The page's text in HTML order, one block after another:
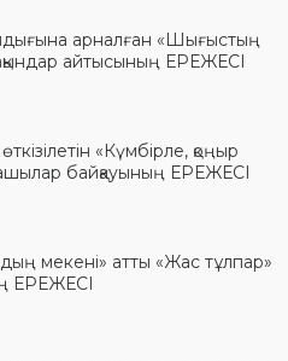
арналған «Шығыстың
айтысының ЕРЕЖЕСІ
«Күмбірле, қоңыр
байқауының ЕРЕЖЕСІ
мекені» атты «Жас тұлпар»
ЕРЕЖЕСІ